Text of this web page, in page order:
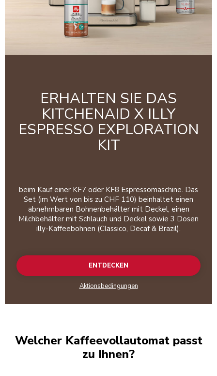
ERHALTEN SIE DAS
KITCHENAID X ILLY
ESPRESSO EXPLORATION
KIT
beim Kauf einer KF7 oder KF8 Espressomaschine. Das
Set (im Wert von bis zu CHF 110) beinhaltet einen
abnehmbaren Bohnenbehälter mit Deckel, einen
Milchbehälter mit Schlauch und Deckel sowie 3 Dosen
illy-Kaffeebohnen (Classico, Decaf & Brazil).
ENTDECKEN
Aktionsbedingungen
Welcher Kaffeevollautomat passt
zu Ihnen?